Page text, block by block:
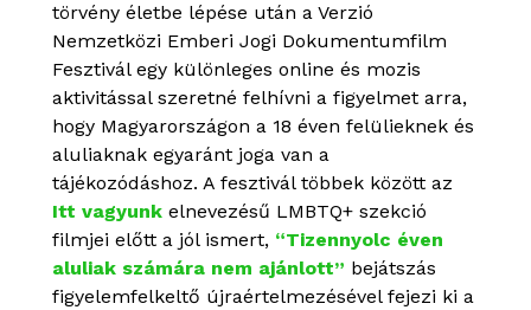
törvény életbe lépése után a Verzió
Nemzetközi Emberi Jogi Dokumentumfilm
Fesztivál egy különleges online és mozis
aktivitással szeretné felhívni a figyelmet arra,
hogy Magyarországon a 18 éven felülieknek és
aluliaknak egyaránt joga van a
tájékozódáshoz. A fesztivál többek között az
Itt vagyunk elnevezésű LMBTQ+ szekció
filmjei előtt a jól ismert, “Tizennyolc éven
aluliak számára nem ajánlott” bejátszás
figyelemfelkeltő újraértelmezésével fejezi ki a